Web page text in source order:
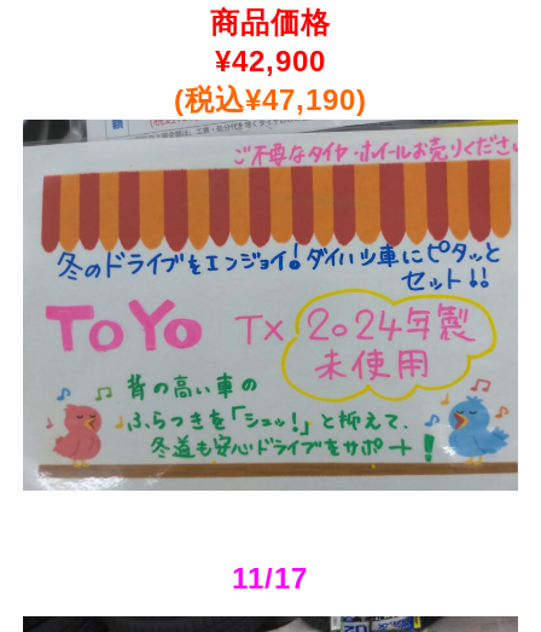
商品価格
¥42,900
(税込¥47,190)
11/17